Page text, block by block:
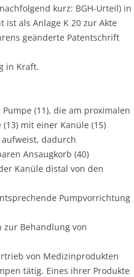
kurz: BGH-Urteil) in
als Anlage K 20 zur Akte
geänderte Patentschrift
in Kraft.
(11), die am proximalen
mit einer Kanüle (15)
dadurch
Ansaugkorb (40)
Kanüle distal von den
Pumpvorrichtung
zur Behandlung von
von Medizinprodukten
tätig. Eines ihrer Produkte